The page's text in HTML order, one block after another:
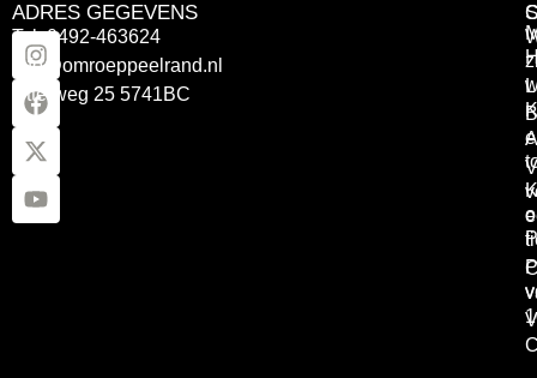
ADRES GEGEVENS
Tel: 0492-463624
info@omroeppeelrand.nl
Otterweg 25 5741BC